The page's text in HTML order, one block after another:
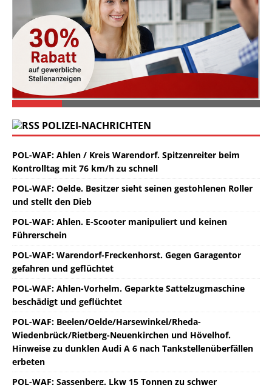
POLIZEI-NACHRICHTEN
POL-WAF: Ahlen / Kreis Warendorf. Spitzenreiter beim
Kontrolltag mit 76 km/h zu schnell
POL-WAF: Oelde. Besitzer sieht seinen gestohlenen Roller
und stellt den Dieb
POL-WAF: Ahlen. E-Scooter manipuliert und keinen
Führerschein
POL-WAF: Warendorf-Freckenhorst. Gegen Garagentor
gefahren und geflüchtet
POL-WAF: Ahlen-Vorhelm. Geparkte Sattelzugmaschine
beschädigt und geflüchtet
POL-WAF: Beelen/Oelde/Harsewinkel/Rheda-
Wiedenbrück/Rietberg-Neuenkirchen und Hövelhof.
Hinweise zu dunklen Audi A 6 nach Tankstellenüberfällen
erbeten
POL-WAF: Sassenberg. Lkw 15 Tonnen zu schwer